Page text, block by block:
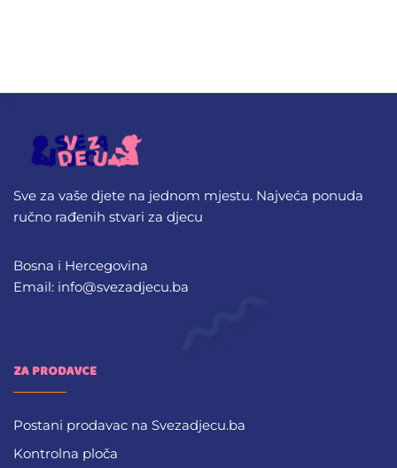
Sve za vaše djete na jednom mjestu. Najveća ponuda
ručno rađenih stvari za djecu
Bosna i Hercegovina
Email: info@svezadjecu.ba
ZA PRODAVCE
Postani prodavac na Svezadjecu.ba
Kontrolna ploča